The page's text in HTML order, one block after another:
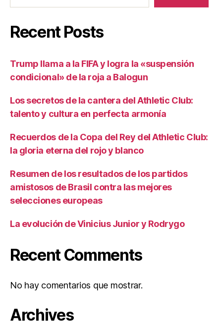
Recent Posts
Trump llama a la FIFA y logra la «suspensión
condicional» de la roja a Balogun
Los secretos de la cantera del Athletic Club:
talento y cultura en perfecta armonía
Recuerdos de la Copa del Rey del Athletic Club:
la gloria eterna del rojo y blanco
Resumen de los resultados de los partidos
amistosos de Brasil contra las mejores
selecciones europeas
La evolución de Vinicius Junior y Rodrygo
Recent Comments
No hay comentarios que mostrar.
Archives